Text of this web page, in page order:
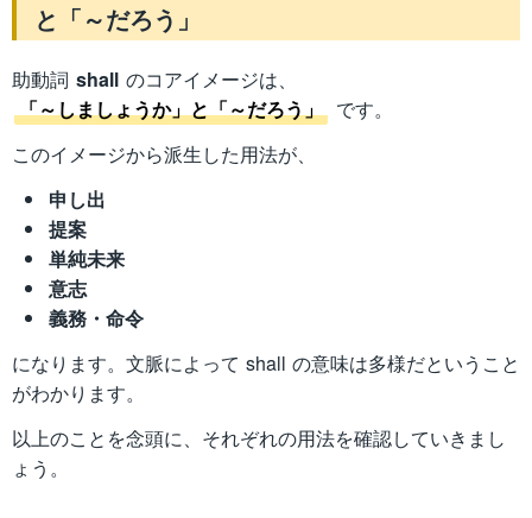
と「～だろう」
助動詞 shall のコアイメージは、
「～しましょうか」と「～だろう」 です。
このイメージから派生した用法が、
申し出
提案
単純未来
意志
義務・命令
になります。文脈によって shall の意味は多様だということ
がわかります。
以上のことを念頭に、それぞれの用法を確認していきまし
ょう。